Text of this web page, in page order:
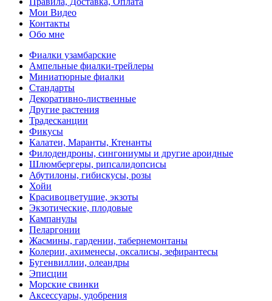
Мои Видео
Контакты
Обо мне
Фиалки узамбарские
Ампельные фиалки-трейлеры
Миниатюрные фиалки
Стандарты
Декоративно-лиственные
Другие растения
Традесканции
Фикусы
Калатеи, Маранты, Ктенанты
Филодендроны, сингониумы и другие ароидные
Шлюмбергеры, рипсалидопсисы
Абутилоны, гибискусы, розы
Хойи
Красивоцветущие, экзоты
Экзотические, плодовые
Кампанулы
Пеларгонии
Жасмины, гардении, табернемонтаны
Колерии, ахименесы, оксалисы, зефирантесы
Бугенвиллии, олеандры
Эписции
Морские свинки
Аксессуары, удобрения